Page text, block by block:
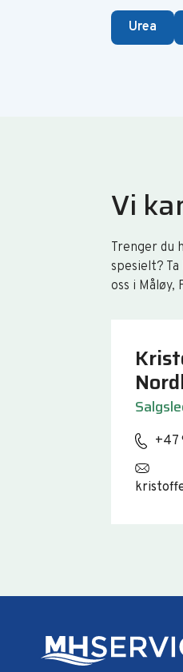
Vi
Trenger du
spesielt?
oss i Måløy,
+47
Urea